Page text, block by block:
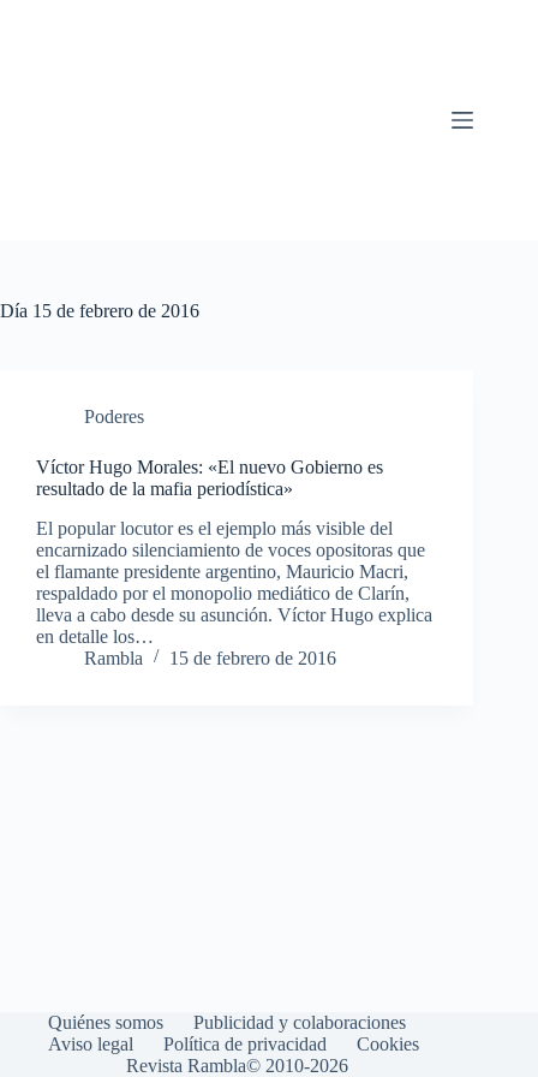
Día 15 de febrero de 2016
Poderes
Víctor Hugo Morales: «El nuevo Gobierno es
resultado de la mafia periodística»
El popular locutor es el ejemplo más visible del
encarnizado silenciamiento de voces opositoras que
el flamante presidente argentino, Mauricio Macri,
respaldado por el monopolio mediático de Clarín,
lleva a cabo desde su asunción. Víctor Hugo explica
en detalle los…
Rambla
15 de febrero de 2016
Quiénes somos
Publicidad y colaboraciones
Aviso legal
Política de privacidad
Cookies
Revista Rambla© 2010-2026